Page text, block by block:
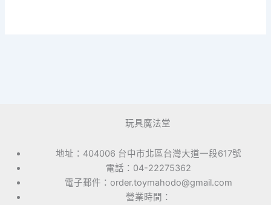
玩具魔法堂
地址：404006 台中市北區台灣大道一段617號
電話：04-22275362
電子郵件：order.toymahodo@gmail.com
營業時間：